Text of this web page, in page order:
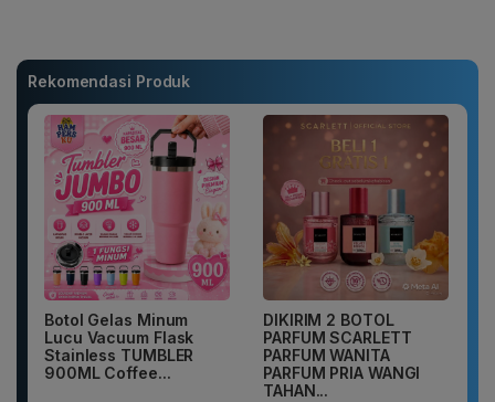
Rekomendasi Produk
Botol Gelas Minum
Lucu Vacuum Flask
Stainless TUMBLER
900ML Coffee...
DIKIRIM 2 BOTOL
PARFUM SCARLETT
PARFUM WANITA
PARFUM PRIA WANGI
TAHAN...